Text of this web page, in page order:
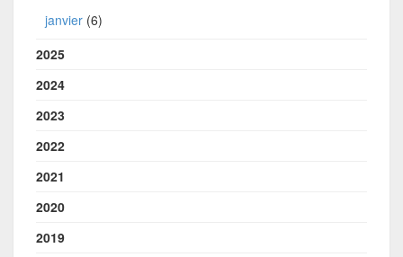
janvier (6)
2025
2024
2023
2022
2021
2020
2019